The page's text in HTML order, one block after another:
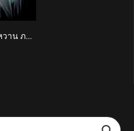
5.7
ศุกร์ 13 ฝันหวาน ภาค 3 Friday the 13th Part III (1982)